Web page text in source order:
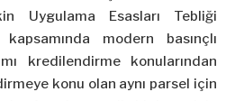
Uygulama Esasları Tebliği
modern basınçlı
kredilendirme konularından
konu olan aynı parsel için